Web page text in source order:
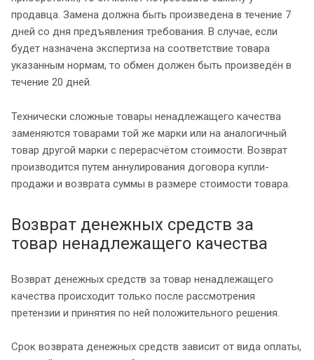
продавца. Замена должна быть произведена в течение 7
дней со дня предъявления требования. В случае, если
будет назначена экспертиза на соответствие товара
указанным нормам, то обмен должен быть произведён в
течение 20 дней.
Технически сложные товары ненадлежащего качества
заменяются товарами той же марки или на аналогичный
товар другой марки с перерасчётом стоимости. Возврат
производится путем аннулирования договора купли-
продажи и возврата суммы в размере стоимости товара.
Возврат денежных средств за
товар ненадлежащего качества
Возврат денежных средств за товар ненадлежащего
качества происходит только после рассмотрения
претензии и принятия по ней положительного решения.
Срок возврата денежных средств зависит от вида оплаты,